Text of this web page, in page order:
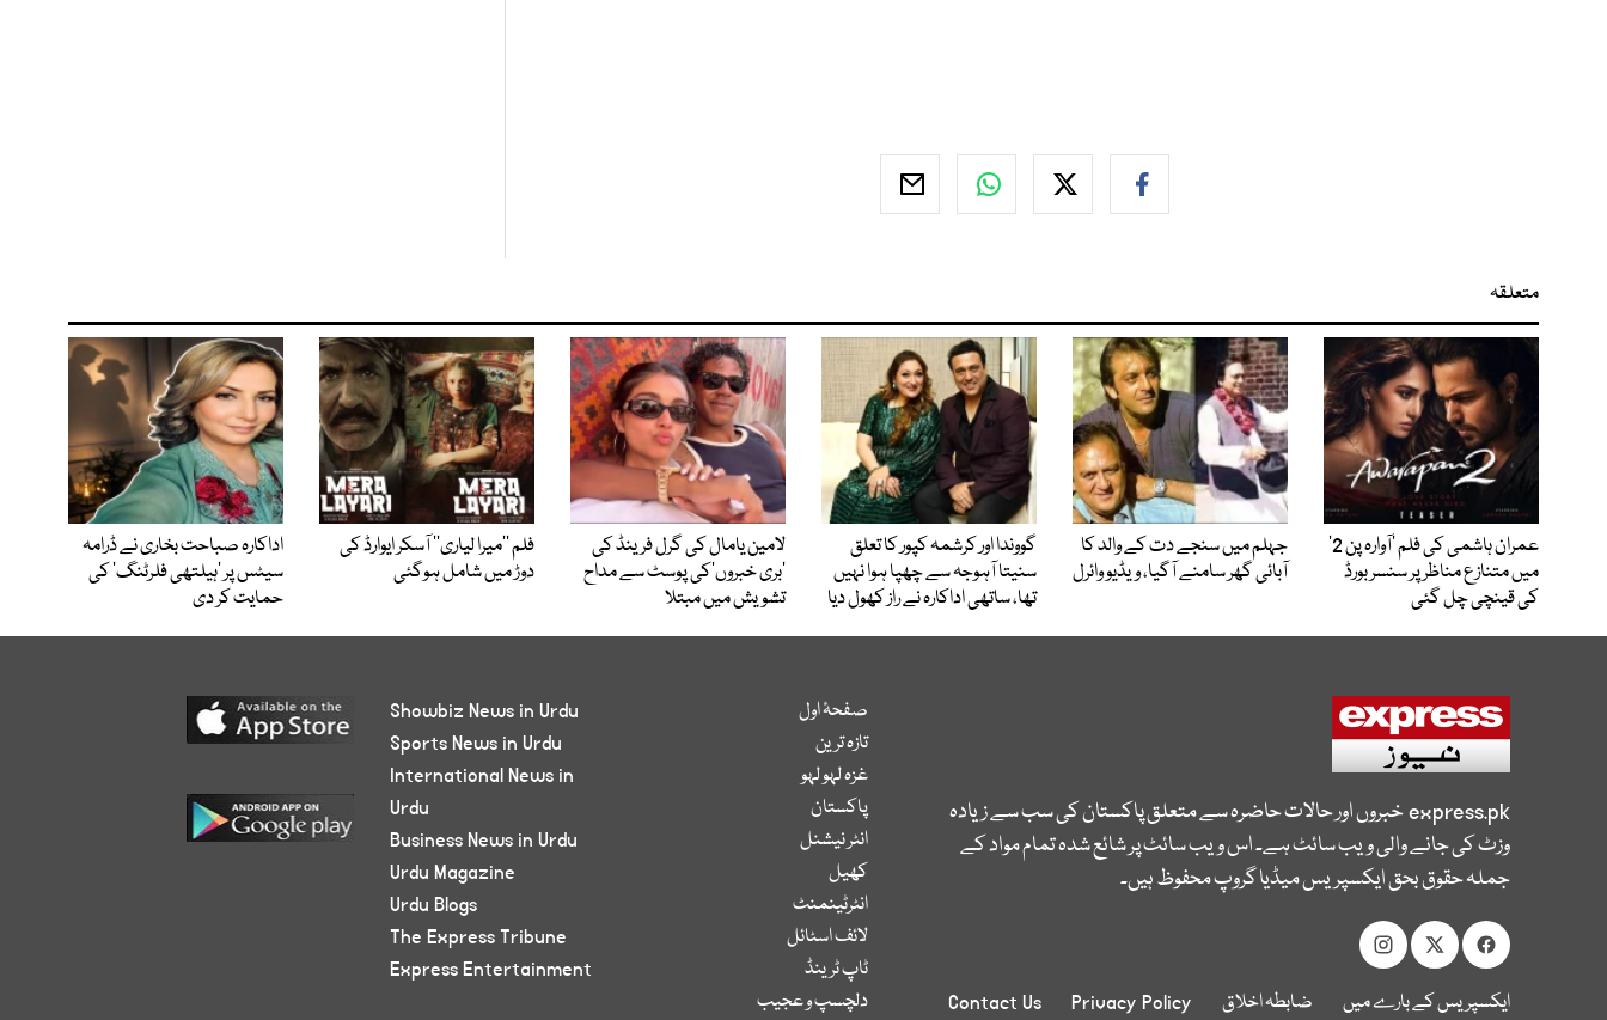
متعلقہ
عمران ہاشمی کی فلم ’آوارہ پن 2‘
میں متنازع مناظر پر سنسر بورڈ
کی قینچی چل گئی
جہلم میں سنجے دت کے والد کا
آبائی گھر سامنے آگیا، ویڈیو وائرل
گووندا اور کرشمہ کپور کا تعلق
سنیتا آہوجہ سے چھپا ہوا نہیں
تھا، ساتھی اداکارہ نے راز کھول دیا
لامین یامال کی گرل فرینڈ کی
’بری خبروں‘کی پوسٹ سے مداح
تشویش میں مبتلا
فلم ’’میرا لیاری‘‘ آسکر ایوارڈ کی
دوڑ میں شامل ہوگئی
اداکارہ صباحت بخاری نے ڈرامہ
سیٹس پر ’ہیلتھی فلرٹنگ‘ کی
حمایت کر دی
express.pkخبروں اور حالات حاضرہ سے متعلق پاکستان کی سب سے زیادہ
وزٹ کی جانے والی ویب سائٹ ہے۔ اس ویب سائٹ پر شائع شدہ تمام مواد کے
جملہ حقوق بحق ایکسپریس میڈیا گروپ محفوظ ہیں۔
ایکسپریس کے بارے میں ضابطہ اخلاق Privacy Policy
Contact Us
صفحۂ اول
تازہ ترین
غزہ لہو لہو
پاکستان
انٹر نیشنل
کھیل
انٹرٹینمنٹ
لائف اسٹائل
ٹاپ ٹرینڈ
دلچسپ و عجیب
Showbiz News in Urdu
Sports News in Urdu
International News in
Urdu
Business News in Urdu
Urdu Magazine
Urdu Blogs
The Express Tribune
Express Entertainment